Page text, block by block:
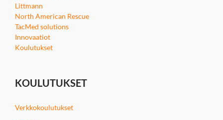
Littmann
North American Rescue
TacMed solutions
Innovaatiot
Koulutukset
KOULUTUKSET
Verkkokoulutukset